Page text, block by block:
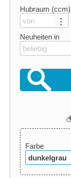
Hubraum (ccm)
Neuheiten in
beliebig
Farbe
dunkelgrau